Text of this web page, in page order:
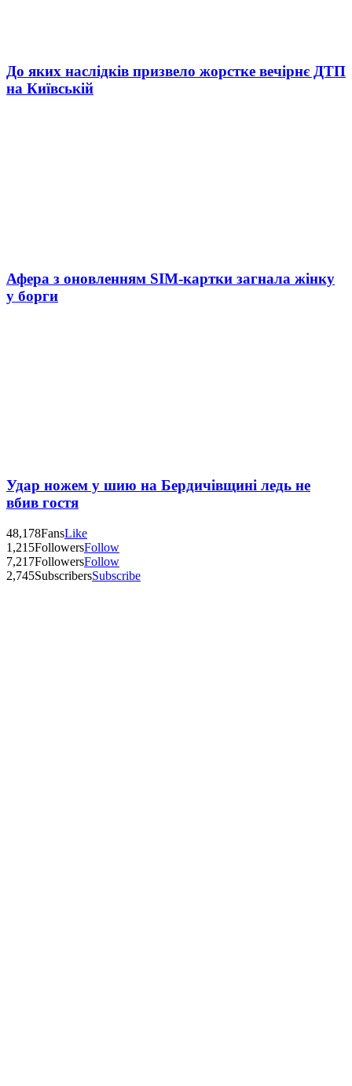
До яких наслідків призвело жорстке вечірнє ДТП
на Київській
Афера з оновленням SIM-картки загнала жінку
у борги
Удар ножем у шию на Бердичівщині ледь не
вбив гостя
48,178FansLike
1,215FollowersFollow
7,217FollowersFollow
2,745SubscribersSubscribe